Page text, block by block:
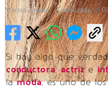
Marisa Zannie | Actualizada
Si hay algo que
conductora,actrize
lamoda, es uno de